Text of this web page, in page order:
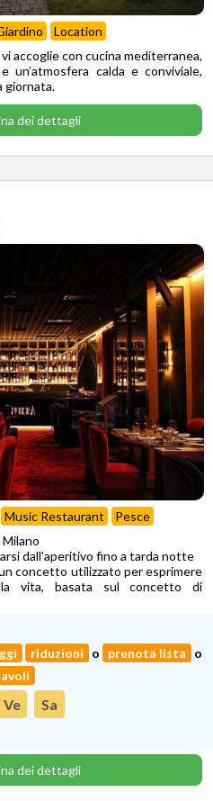
Location
accoglie con cucina mediterranea,
calda e conviviale,
giornata.
dei dettagli
Music Restaurant
Pesce
dall'aperitivo fino a tarda notte
un concetto utilizzato per esprimere
la vita, basata sul concetto di
riduzioni o prenota lista
o
Ve Sa
dei dettagli